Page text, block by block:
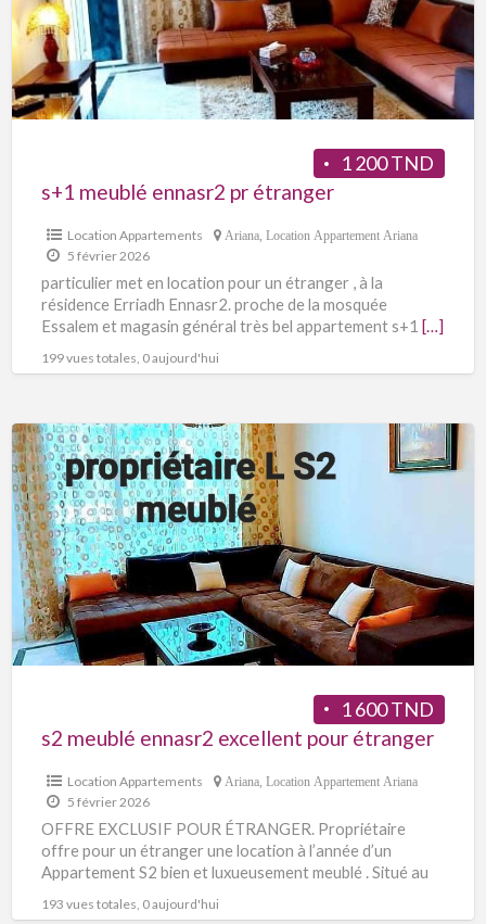
1 200 TND
s+1 meublé ennasr2 pr étranger
Location Appartements Ariana, Location Appartement Ariana
5 février 2026
particulier met en location pour un étranger , à la
résidence Erriadh Ennasr2. proche de la mosquée
Essalem et magasin général très bel appartement s+1 […]
199 vues totales, 0 aujourd'hui
1 600 TND
s2 meublé ennasr2 excellent pour étranger
Location Appartements Ariana, Location Appartement Ariana
5 février 2026
OFFRE EXCLUSIF POUR ÉTRANGER. Propriétaire
offre pour un étranger une location à l’année d’un
Appartement S2 bien et luxueusement meublé . Situé au
193 vues totales, 0 aujourd'hui